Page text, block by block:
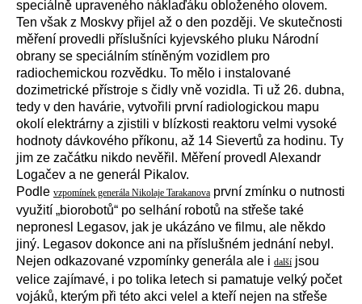
speciálně upraveného náklaďáku obloženého olovem.
Ten však z Moskvy přijel až o den později. Ve skutečnosti
měření provedli příslušníci kyjevského pluku Národní
obrany se speciálním stíněným vozidlem pro
radiochemickou rozvědku. To mělo i instalované
dozimetrické přístroje s čidly vně vozidla. Ti už 26. dubna,
tedy v den havárie, vytvořili první radiologickou mapu
okolí elektrárny a zjistili v blízkosti reaktoru velmi vysoké
hodnoty dávkového příkonu, až 14 Sievertů za hodinu. Ty
jim ze začátku nikdo nevěřil. Měření provedl Alexandr
Logačev a ne generál Pikalov.
Podle vzpomínek generála Nikolaje Tarakanova první zmínku o nutnosti
využití „biorobotů“ po selhání robotů na střeše také
nepronesl Legasov, jak je ukázáno ve filmu, ale někdo
jiný. Legasov dokonce ani na příslušném jednání nebyl.
Nejen odkazované vzpomínky generála ale i další jsou
velice zajímavé, i po tolika letech si pamatuje velký počet
vojáků, kterým při této akci velel a kteří nejen na střeše